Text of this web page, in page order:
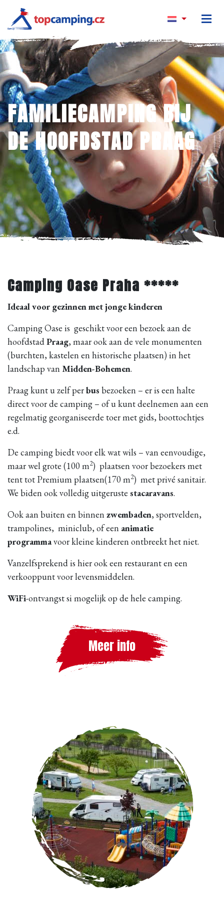
FAMILIECAMPING BIJ
DE HOOFDSTAD PRAAG
Camping Oase Praha *****
Ideaal voor gezinnen met jonge kinderen
Camping Oase is geschikt voor een bezoek aan de
hoofdstadPraag, maar ook aan de vele monumenten
(burchten, kastelen en historische plaatsen) in het
landschap van Midden-Bohemen.
Praag kunt u zelf perbus bezoeken – er is een halte
direct voor de camping – of u kunt deelnemen aan een
regelmatig georganiseerde toer met gids, boottochtjes
e.d.
De camping biedt voor elk wat wils – van eenvoudige,
maar wel grote (100 m2) plaatsen voor bezoekers met
tent tot Premium plaatsen(170 m2) met privé sanitair.
We biden ook volledig uitgeruste stacaravans.
Ook aan buiten en binnen zwembaden, sportvelden,
trampolines, miniclub, of een animatie
programmavoor kleine kinderen ontbreekt het niet.
Vanzelfsprekend is hier ook een restaurant en een
verkooppunt voor levensmiddelen.
WiFi-ontvangst si mogelijk op de hele camping.
Meer info